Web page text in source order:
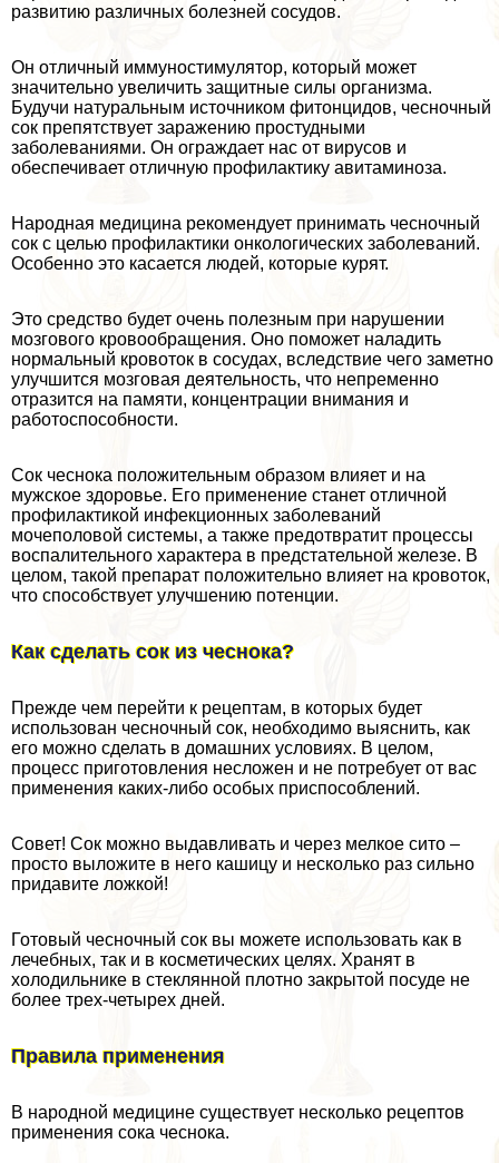
развитию различных болезней сосудов.
Он отличный иммуностимулятор, который может
значительно увеличить защитные силы организма.
Будучи натуральным источником фитонцидов, чесночный
сок препятствует заражению простудными
заболеваниями. Он ограждает нас от вирусов и
обеспечивает отличную профилактику авитаминоза.
Народная медицина рекомендует принимать чесночный
сок с целью профилактики oнкoлoгических заболеваний.
Особенно это касается людей, которые курят.
Это средство будет очень полезным при нарушении
мозгового кровообращения. Оно поможет наладить
нормальный кровоток в сосудах, вследствие чего заметно
улучшится мозговая деятельность, что непременно
отразится на памяти, концентрации внимания и
работоспособности.
Сок чеснока положительным образом влияет и на
мужское здоровье. Его применение станет отличной
профилактикой инфекционных заболеваний
мочепoлoвoй системы, а также предотвратит процессы
воспалительного хаpaктера в предстательной железе. В
целом, такой препарат положительно влияет на кровоток,
что способствует улучшению потенции.
Как сделать сок из чеснока?
Прежде чем перейти к рецептам, в которых будет
использован чесночный сок, необходимо выяснить, как
его можно сделать в домашних условиях. В целом,
процесс приготовления несложен и не потребует от вас
применения каких-либо особых приспособлений.
Совет! Сок можно выдавливать и через мелкое сито –
просто выложите в него кашицу и несколько раз сильно
придавите ложкой!
Готовый чесночный сок вы можете использовать как в
лечебных, так и в косметических целях. Хранят в
холодильнике в стеклянной плотно закрытой посуде не
более трех-четырех дней.
Правила применения
В народной медицине существует несколько рецептов
применения сока чеснока.